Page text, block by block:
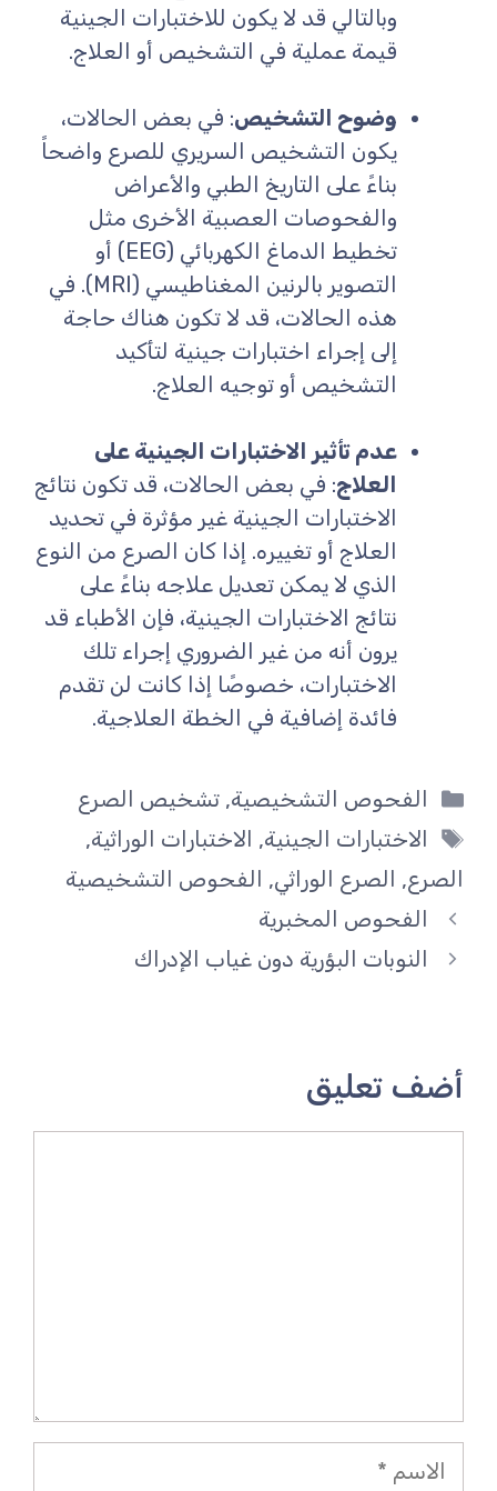
وبالتالي قد لا يكون للاختبارات الجينية
قيمة عملية في التشخيص أو العلاج.
وضوح التشخيص: في بعض الحالات،
يكون التشخيص السريري للصرع واضحاً
بناءً على التاريخ الطبي والأعراض
والفحوصات العصبية الأخرى مثل
تخطيط الدماغ الكهربائي (EEG) أو
التصوير بالرنين المغناطيسي (MRI). في
هذه الحالات، قد لا تكون هناك حاجة
إلى إجراء اختبارات جينية لتأكيد
التشخيص أو توجيه العلاج.
عدم تأثير الاختبارات الجينية على
العلاج: في بعض الحالات، قد تكون نتائج
الاختبارات الجينية غير مؤثرة في تحديد
العلاج أو تغييره. إذا كان الصرع من النوع
الذي لا يمكن تعديل علاجه بناءً على
نتائج الاختبارات الجينية، فإن الأطباء قد
يرون أنه من غير الضروري إجراء تلك
الاختبارات، خصوصًا إذا كانت لن تقدم
فائدة إضافية في الخطة العلاجية.
التصنيفات
الفحوص التشخيصية, تشخيص الصرع
الوسوم
الاختبارات الجينية, الاختبارات الوراثية,
الصرع, الصرع الوراثي, الفحوص التشخيصية
الفحوص المخبرية
النوبات البؤرية دون غياب الإدراك
أضف تعليق
الاسم